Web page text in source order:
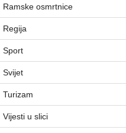
Ramske osmrtnice
Regija
Sport
Svijet
Turizam
Vijesti u slici